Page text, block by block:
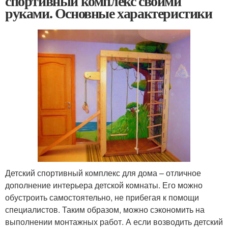
руками. Основные характеристики
Детский спортивный комплекс для дома – отличное
дополнение интерьера детской комнаты. Его можно
обустроить самостоятельно, не прибегая к помощи
специалистов. Таким образом, можно сэкономить на
выполнении монтажных работ. А если возводить детский